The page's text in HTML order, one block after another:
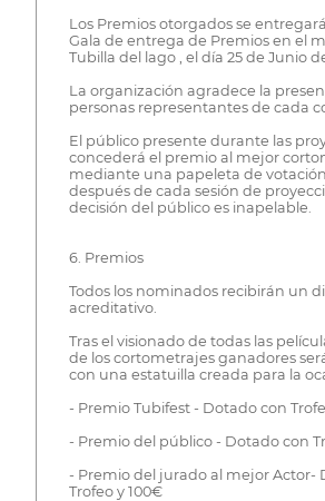
Los Premios otorgados se
Gala de entrega de Premios en el
Tubilla del lago , el día 25 de Junio
La organización agradece la
personas representantes de cada
El público presente durante las
concederá el premio al mejor
mediante una papeleta de
después de cada sesión de
decisión del público es inapelable.
6. Premios
Todos los nominados recibirán un
acreditativo.
Tras el visionado de todas las
de los cortometrajes ganadores
con una estatuilla creada para la
- Premio Tubifest - Dotado con
- Premio del público - Dotado con
- Premio del jurado al mejor Actor-
Trofeo y 100€